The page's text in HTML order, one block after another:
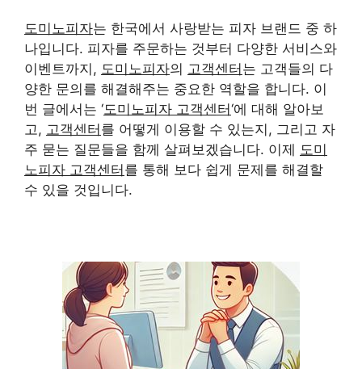
도미노피자는 한국에서 사랑받는 피자 브랜드 중 하
나입니다. 피자를 주문하는 것부터 다양한 서비스와
이벤트까지, 도미노피자의 고객센터 는 고객들의 다
양한 문의를 해결해주는 중요한 역할을 합니다. 이
번 글에서는 ‘도미노피자 고객센터‘에 대해 알아보
고, 고객센터 를 어떻게 이용할 수 있는지, 그리고 자
주 묻는 질문들을 함께 살펴보겠습니다. 이제 도미
노피자 고객센터 를 통해 보다 쉽게 문제를 해결할
수 있을 것입니다.